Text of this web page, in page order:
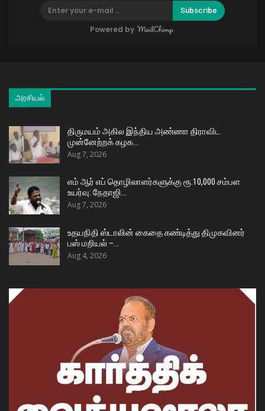
Subscribe
Powered by
அரசியல்
திருமயம் அகில இந்திய அண்ணா திராவிட
முன்னேற்றக் கழக…
Aug 7, 2026
எம் ஆர் எப் தொழிலாளர்களுக்கு ரூ.10,000 சம்பள
உயர்வு: நேதாஜி…
Aug 7, 2026
உதயநிதி ஸ்டாலின் கைதை கண்டித்து திமுகவினர்
பஸ் மறியல் –…
Aug 4, 2026